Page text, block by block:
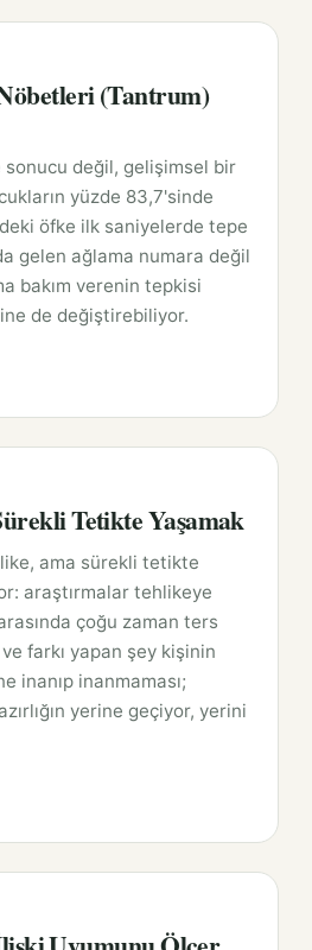
(Tantrum)
değil, gelişimsel bir
yüzde 83,7'sinde
öfke ilk saniyelerde tepe
gelen ağlama numara değil
bakım verenin tepkisi
de değiştirebiliyor.
Tetikte Yaşamak
ama sürekli tetikte
araştırmalar tehlikeye
çoğu zaman ters
farkı yapan şey kişinin
inanıp inanmaması;
yerine geçiyor, yerini